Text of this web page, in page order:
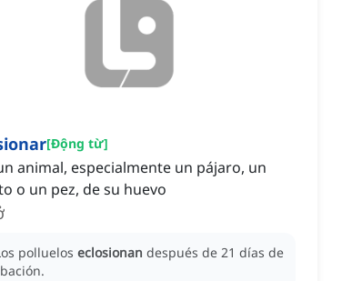
[Động từ]
animal, especialmente un pájaro, un
o un pez, de su huevo
polluelos eclosionan después de 21 días de